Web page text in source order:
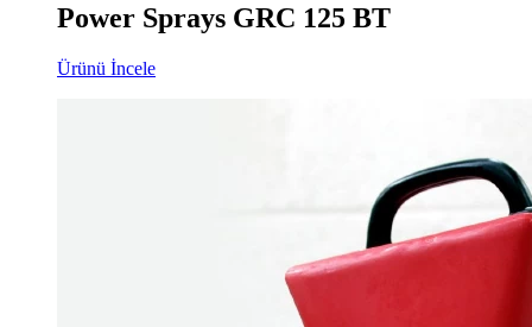
Power Sprays GRC 125 BT
Ürünü İncele